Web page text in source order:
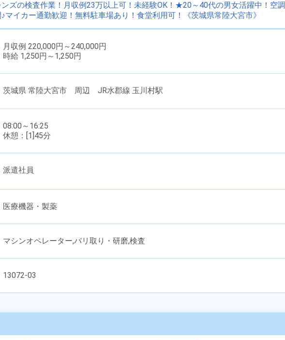
ズの検査作業！月収例23万以上可！未経験OK！★20～40代の男女活躍中！空調
マイカー通勤歓迎！無料駐車場あり！食堂利用可！《茨城県常陸大宮市》
月収例 220,000円～240,000円
時給 1,250円～1,250円
茨城県 常陸大宮市 周辺 JR水郡線 玉川村駅
08:00～16:25
休憩：[1]45分
派遣社員
医療機器・製薬
マシンオペレーター,バリ取り・研磨,検査
13072-03